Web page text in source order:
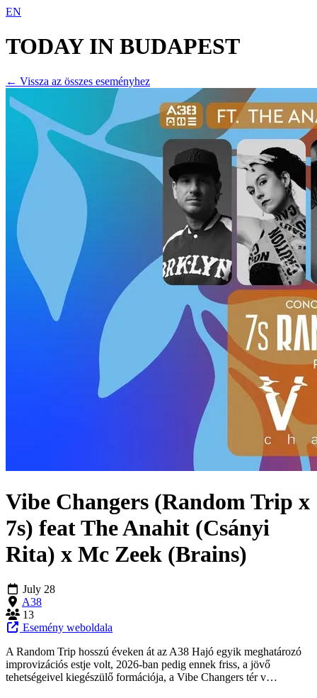
EN
TODAY IN BUDAPEST
← Vissza az összes eseményhez
Vibe Changers (Random Trip x
7s) feat The Anahit (Csányi
Rita) x Mc Zeek (Brains)
July 28
A38
13
Esemény weboldala
A Random Trip hosszú éveken át az A38 Hajó egyik meghatározó
improvizációs estje volt, 2026-ban pedig ennek friss, a jövő
tehetségeivel kiegészülő formációja, a Vibe Changers tér v…